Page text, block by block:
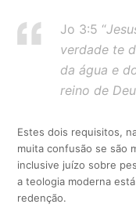
Jo 3:5 “
verdade te
da água e
reino de
Estes dois requisitos,
muita confusão se são
inclusive juízo sobre
a teologia moderna
redenção.